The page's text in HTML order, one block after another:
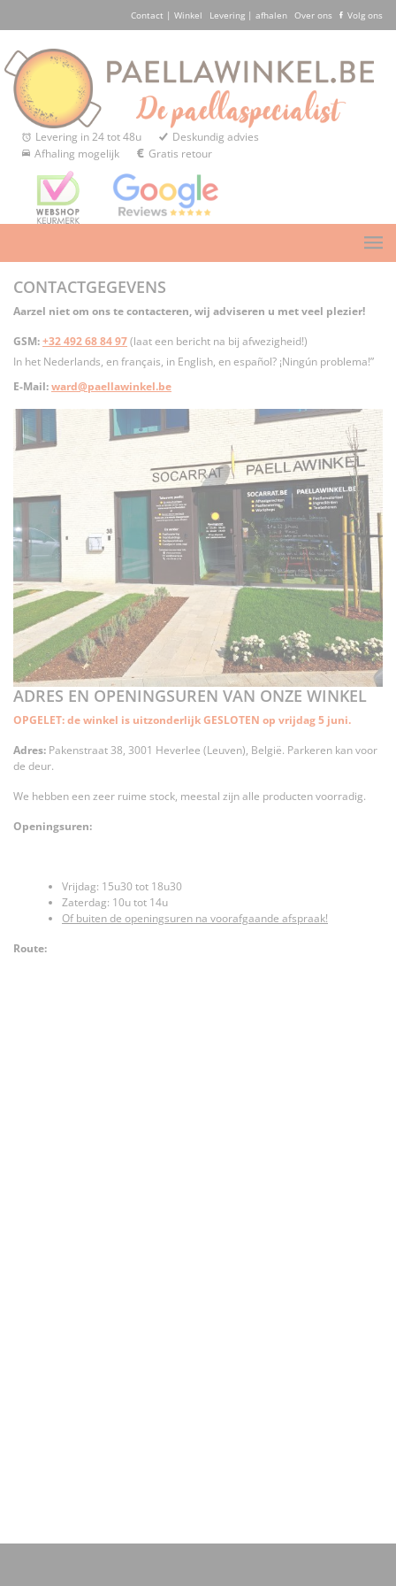
Contact | Winkel Levering | afhalen Over ons Volg ons
Levering in 24 tot 48u
Deskundig advies
Afhaling mogelijk
Gratis retour
CONTACTGEGEVENS
Aarzel niet om ons te contacteren, wij adviseren u met veel plezier!
GSM:+32 492 68 84 97(laat een bericht na bij afwezigheid!)
In het Nederlands, en français, in English, en español? ¡Ningún problema!”
E-Mail:ward@paellawinkel.be
ADRES EN OPENINGSUREN VAN ONZE WINKEL
OPGELET: de winkel is uitzonderlijk GESLOTEN op vrijdag 5 juni.
Adres: Pakenstraat 38, 3001 Heverlee (Leuven), België. Parkeren kan voor
de deur.
We hebben een zeer ruime stock, meestal zijn alle producten voorradig.
Openingsuren:
Vrijdag: 15u30 tot 18u30
Zaterdag: 10u tot 14u
Of buiten de openingsuren na voorafgaande afspraak!
Route: